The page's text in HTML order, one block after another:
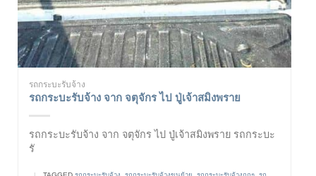
รถกระบะรับจ้าง
รถกระบะรับจ้าง จาก จตุจักร ไป ปู่เจ้าสมิงพราย
รถกระบะรับจ้าง จาก จตุจักร ไป ปู่เจ้าสมิงพราย รถกระบะ
รั